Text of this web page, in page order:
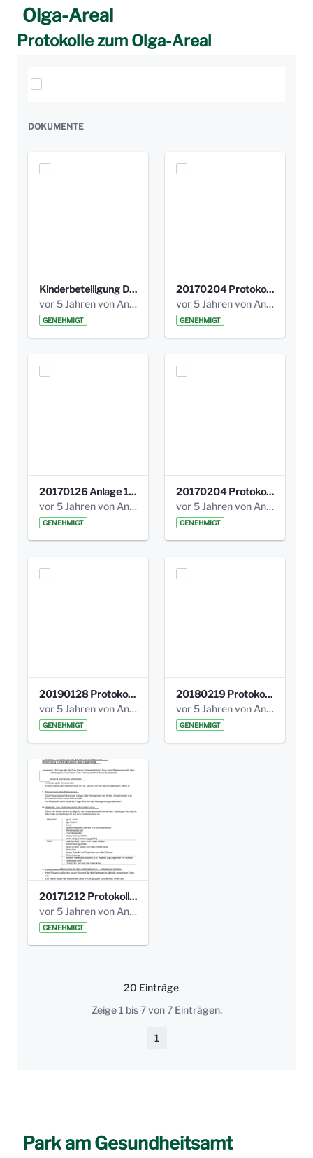
Olga-Areal
Protokolle zum Olga-Areal
Elemente auswählen
DOKUMENTE
Kinderbeteiligung Dez. 17 _Abstimmung Klettergerüst.pdf
vor 5 Jahren von Anni Schlumberger
GENEHMIGT
20170204 Protokoll Workshop 2 Promenade Schloßstraße (1).pdf
vor 5 Jahren von Anni Schlumberger
GENEHMIGT
20170126 Anlage 1_Kinderbeteiligung_Olga_Areal_Auswertung.pdf
vor 5 Jahren von Anni Schlumberger
GENEHMIGT
20170204 Protokoll Workshop 2 Promenade Schloßstraße .pdf
vor 5 Jahren von Anni Schlumberger
GENEHMIGT
20190128 Protokoll der Projektgruppe Olgäle.pdf
vor 5 Jahren von Anni Schlumberger
GENEHMIGT
20180219 Protokoll der Projektgruppe Olgaele2012.pdf
vor 5 Jahren von Anni Schlumberger
GENEHMIGT
20171212 Protokoll-Klettergerüst-3b-neu-.pdf
vor 5 Jahren von Anni Schlumberger
GENEHMIGT
20 Einträge
Pro Seite
Zeige 1 bis 7 von 7 Einträgen.
Seite
1
Park am Gesundheitsamt